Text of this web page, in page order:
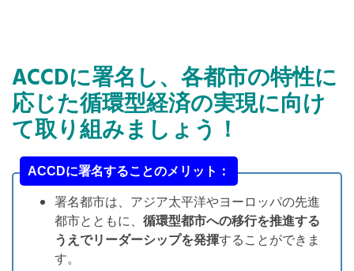
ACCDに署名し、各都市の特性に
応じた循環型経済の実現に向け
て取り組みましょう！
ACCDに署名することのメリット：
署名都市は、アジア太平洋やヨーロッパの先進
都市とともに、 循環型都市への移行を推進する
うえでリーダーシップを発揮することができま
す。